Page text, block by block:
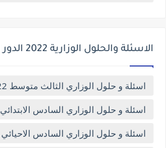
الاسئلة والحلول الوزارية 2022 الدور الاول
اسئلة و حلول الوزاري الثالث متوسط 2022 الدور الاول
اسئلة و حلول الوزاري السادس الابتدائي 2022 الدور الاول
اسئلة و حلول الوزاري السادس الاحيائي 2022 الدور الاول